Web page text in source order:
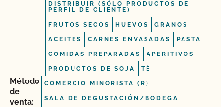
DISTRIBUIR (SÓLO PRODUCTOS DE
PERFIL DE CLIENTE)
FRUTOS SECOS HUEVOS GRANOS
ACEITES CARNES ENVASADAS PASTA
COMIDAS PREPARADAS APERITIVOS
PRODUCTOS DE SOJA TÉ
Método
de
venta:
COMERCIO MINORISTA (R)
SALA DE DEGUSTACIÓN/BODEGA